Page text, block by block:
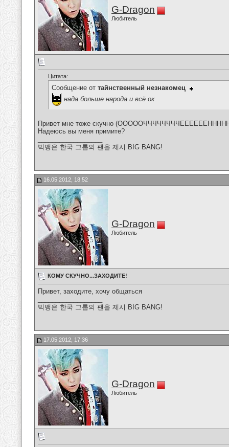
G-Dragon
Любитель
Цитата:
Сообщение от тайнственный незнакомец
нада больше народа и всё ок
Привет мне тоже скучно
Надеюсь вы меня примите?
빅뱅은 한국 그룹의 팬을 제시 BIG BANG!
16.05.2012, 18:52
G-Dragon
Любитель
КОМУ СКУЧНО...ЗАХОДИТЕ!
Привет, заходите, хочу общаться
빅뱅은 한국 그룹의 팬을 제시 BIG BANG!
17.05.2012, 17:36
G-Dragon
Любитель